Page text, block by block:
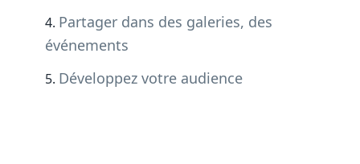
Partager dans des galeries, des
événements
Développez votre audience